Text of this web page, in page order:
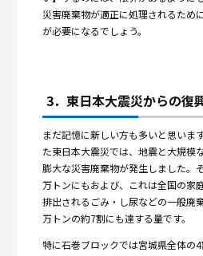
災害廃棄物が適正に処理されるため
が必要になるでしょう。
3．東日本大震災からの復
まだ記憶に新しい方も多いと思いま
た東日本大震災では、地震と大規模
膨大な災害廃棄物が発生しました。
万トンにもおよび、これは全国の家
排出されるごみ・し尿などの一般廃
万トンの約7割にも達する量です。
特に石巻ブロックでは宮城県全体の